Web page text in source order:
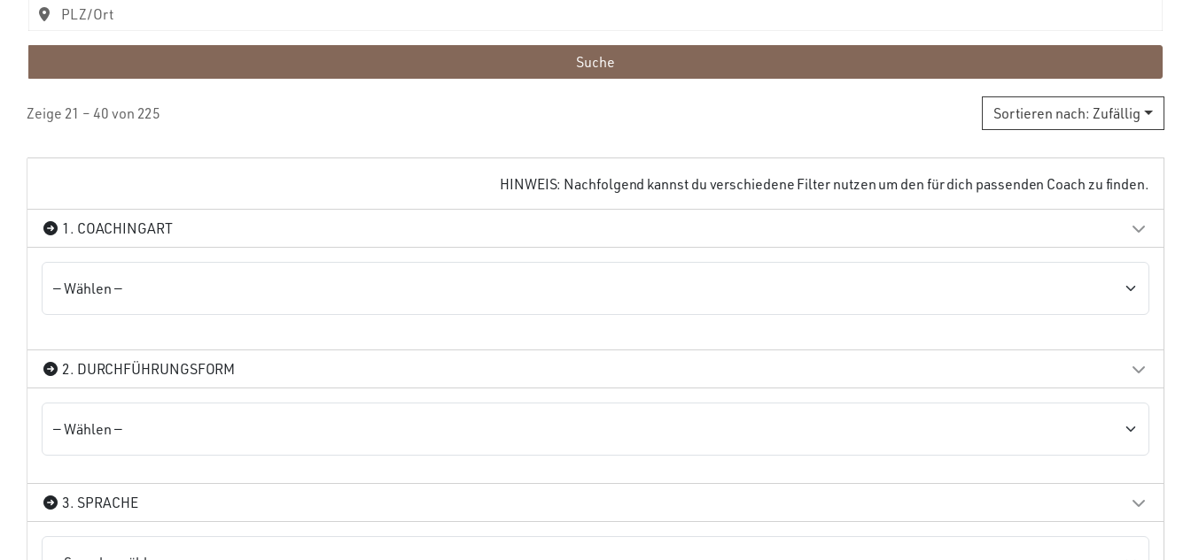
Suche
Zeige 21 – 40 von 225 Sortieren nach:Zufällig
HINWEIS: Nachfolgend kannst du verschiedene Filter nutzen um den für dich passenden Coach zu finden.
1. COACHINGART
2. DURCHFÜHRUNGSFORM
3. SPRACHE